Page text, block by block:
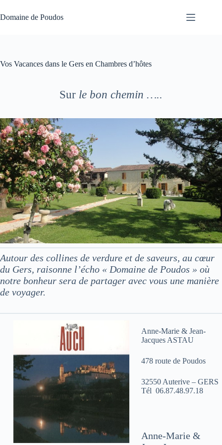
au
contenu
Domaine de Poudos
Vos Vacances dans le Gers en Chambres d’hôtes
Sur le bon chemin …..
Autour des collines de verdure et de saveurs, au cœur
du Gers, raisonne l’écho « Domaine de Poudos » où
notre bonheur sera de partager avec vous une manière
de voyager.
Anne-Marie & Jean-
Jacques ASTAU
478 route de Poudos
32550 Auterive – GERS
Tél 06.87.48.97.18
Anne-Marie &